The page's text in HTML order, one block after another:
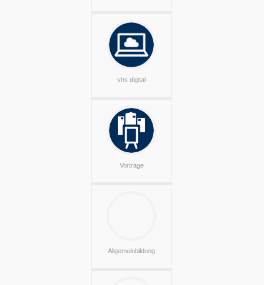
vhs digital
Vorträge
Allgemeinbildung